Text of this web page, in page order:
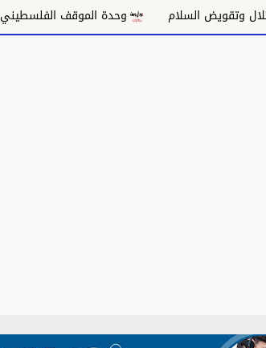
وحدة الموقف الفلسطيني ومسار غزة السياسي